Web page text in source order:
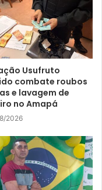
Usufruto
combate roubos
e lavagem de
no Amapá
2026